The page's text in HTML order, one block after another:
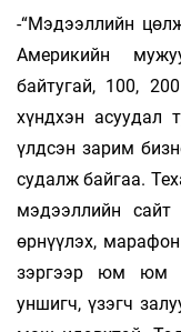
-“Мэдээллийн
Америкийн
байтугай, 100,
хүндхэн асуудал
үлдсэн зарим
судалж байгаа.
мэдээллийн сайт
өрнүүлэх,
зэргээр юм юм
уншигч, үзэгч